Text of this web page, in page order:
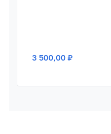
3 500,00 ₽